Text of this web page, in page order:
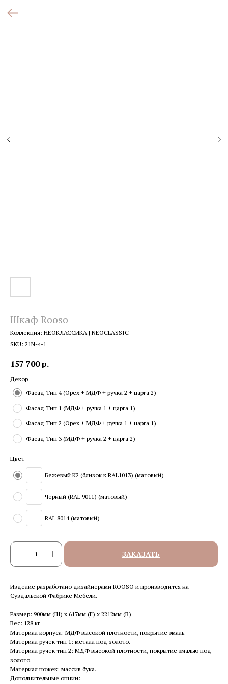
Шкаф Rooso
Коллекция: НЕОКЛАССИКА | NEOCLASSIC
SKU: 21N-4-1
157 700р.
Декор
Фасад Тип 4 (Орех + МДФ + ручка 2 + царга 2)
Фасад Тип 1 (МДФ + ручка 1 + царга 1)
Фасад Тип 2 (Орех + МДФ + ручка 1 + царга 1)
Фасад Тип 3 (МДФ + ручка 2 + царга 2)
Цвет
Бежевый K2 (близок к RAL1013) (матовый)
Черный (RAL 9011) (матовый)
RAL 8014 (матовый)
ЗАКАЗАТЬ
Изделие разработано дизайнерами ROOSO и производится на
Суздальской Фабрике Мебели.
Размер: 900мм (Ш) x 617мм (Г) x 2212мм (В)
Вес: 128 кг
Материал корпуса: МДФ высокой плотности, покрытие эмаль.
Материал ручек тип 1: металл под золото.
Материал ручек тип 2: МДФ высокой плотности, покрытие эмалью под
золото.
Материал ножек: массив бука.
Дополнительные опции: